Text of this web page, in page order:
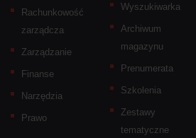
Rachunkowość
zarządcza
Zarządzanie
Finanse
Narzędzia
Prawo
Wyszukiwarka
Archiwum
magazynu
Prenumerata
Szkolenia
Zestawy
tematyczne